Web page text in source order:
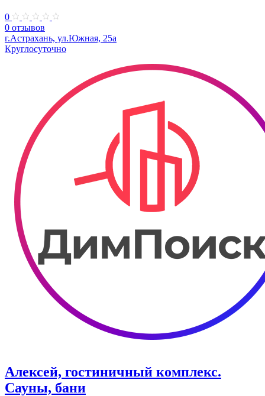
0
0 отзывов
г.Астрахань, ул.Южная, 25а
Круглосуточно
Алексей, гостиничный комплекс.
Сауны, бани